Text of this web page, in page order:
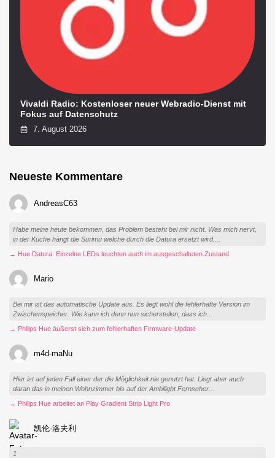
Vivaldi Radio: Kostenloser neuer Webradio-Dienst mit
Fokus auf Datenschutz
7. August 2026
Neueste Kommentare
AndreasC63
Habe meine heute bekommen, das Problem besteht bei mir nicht. Was mich nervt,
in der Küche hängt die Surimu welche durch die Datura ersetzt wird....
→ Hue Datura: Einzelne LEDs leuchten auch im ausgeschalteten Zustand
Mario
Bei mir ist das automatische Update aus. Es liegt wohl die fehlerhafte Version im
Zwischenspeicher. Wie kann ich denn nun sicherstellen, dass ich...
→ Philips Hue äußerst sich zum fehlerhaften Firmware-Update
m4d-maNu
Hier ist auf jeden Fall einer der die Möglichkeit nie genutzt hat. Liegt aber auch
daran das in meinen Wohnzimmer bis auf der Ambilight Fernseher...
→ Philips Hue arbeitet an Play Gradient Strip Light Pro
凯伦·洛夫利
1